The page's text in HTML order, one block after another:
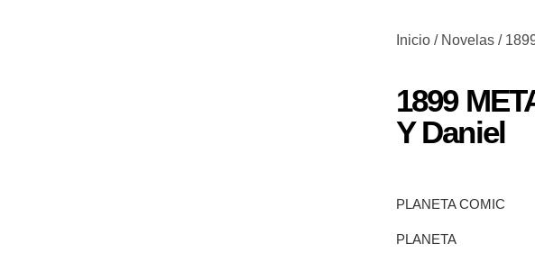
Inicio / Novelas /
1899
Y Daniel
PLANETA COMIC
PLANETA